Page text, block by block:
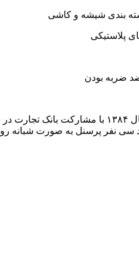
بندی شیشه و کاشی
پلاستیکی
ضربه بودن
کرد.
نفر پرسنل به صورت شبانه روزي